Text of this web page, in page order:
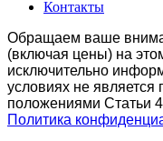
Контакты
Обращаем ваше
(включая цены) на
исключительно
условиях не
положениями Статьи
Политика